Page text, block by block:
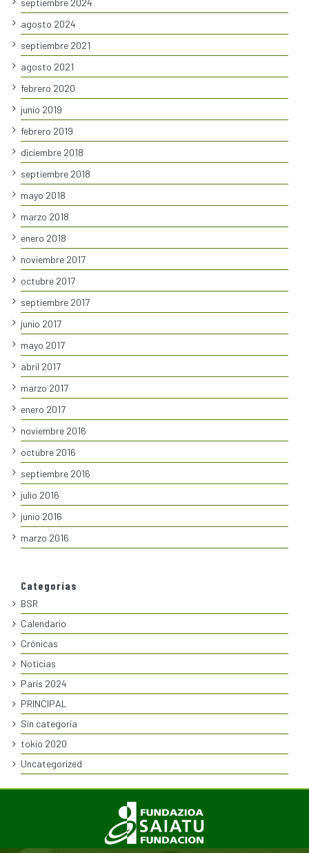
agosto 2024
septiembre 2021
agosto 2021
febrero 2020
junio 2019
febrero 2019
diciembre 2018
septiembre 2018
mayo 2018
marzo 2018
enero 2018
noviembre 2017
octubre 2017
septiembre 2017
junio 2017
mayo 2017
abril 2017
marzo 2017
enero 2017
noviembre 2016
octubre 2016
septiembre 2016
julio 2016
junio 2016
marzo 2016
Categorías
BSR
Calendario
Crónicas
Noticias
París 2024
PRINCIPAL
Sin categoría
tokio 2020
Uncategorized